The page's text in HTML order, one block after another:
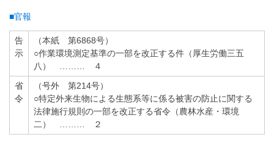
■官報
告
示
（本紙 第6868号）
○作業環境測定基準の一部を改正する件（厚生労働三五
八） ……… ４
省
令
（号外 第214号）
○特定外来生物による生態系等に係る被害の防止に関する
法律施行規則の一部を改正する省令（農林水産・環境
二） ……… ２